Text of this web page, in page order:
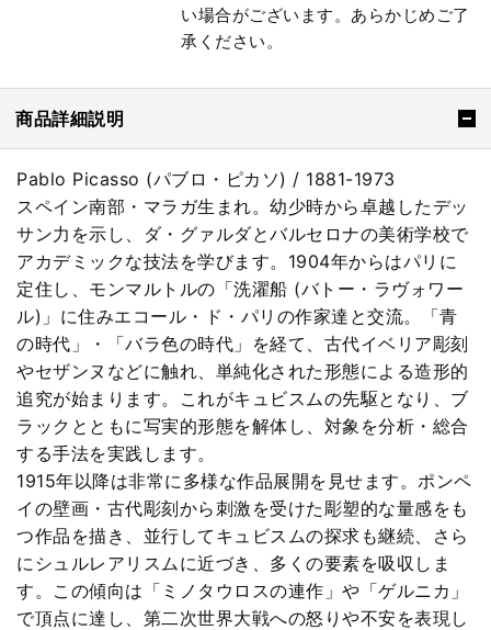
い場合がございます。あらかじめご了
承ください。
商品詳細説明
Pablo Picasso (パブロ・ピカソ) / 1881-1973
スペイン南部・マラガ生まれ。幼少時から卓越したデッ
サン力を示し、ダ・グァルダとバルセロナの美術学校で
アカデミックな技法を学びます。1904年からはパリに
定住し、モンマルトルの「洗濯船 (バトー・ラヴォワー
ル)」に住みエコール・ド・パリの作家達と交流。「青
の時代」・「バラ色の時代」を経て、古代イベリア彫刻
やセザンヌなどに触れ、単純化された形態による造形的
追究が始まります。これがキュビスムの先駆となり、ブ
ラックとともに写実的形態を解体し、対象を分析・総合
する手法を実践します。
1915年以降は非常に多様な作品展開を見せます。ポンペ
イの壁画・古代彫刻から刺激を受けた彫塑的な量感をも
つ作品を描き、並行してキュビスムの探求も継続、さら
にシュルレアリスムに近づき、多くの要素を吸収しま
す。この傾向は「ミノタウロスの連作」や「ゲルニカ」
で頂点に達し、第二次世界大戦への怒りや不安を表現し